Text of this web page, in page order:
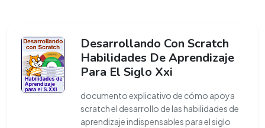
Desarrollando Con Scratch
Habilidades De Aprendizaje
Para El Siglo Xxi
documento explicativo de cómo apoya
scratch el desarrollo de las habilidades de
aprendizaje indispensables para el siglo